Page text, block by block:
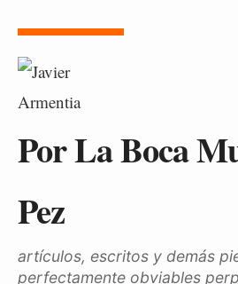
Por La Boca
Pez
artículos, escritos y demás
perfectamente obviables